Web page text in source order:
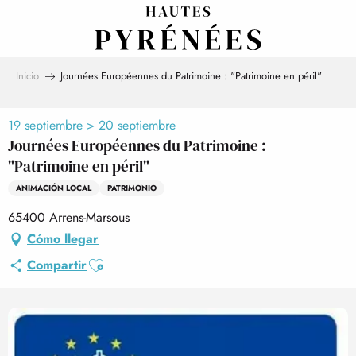
Inicio Journées Européennes du Patrimoine : "Patrimoine en péril"
19 septiembre > 20 septiembre
Journées Européennes du Patrimoine :
"Patrimoine en péril"
ANIMACIÓN LOCAL PATRIMONIO
65400 Arrens-Marsous
Cómo llegar
CompartirAjouter aux favoris